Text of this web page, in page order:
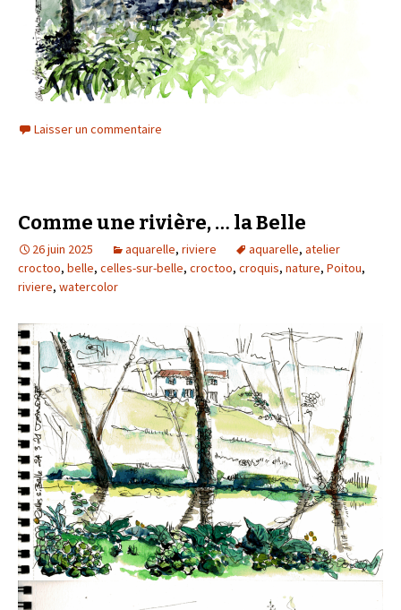
Laisser un commentaire
Comme une rivière, … la Belle
26 juin 2025 aquarelle, riviere aquarelle, atelier
croctoo, belle, celles-sur-belle, croctoo, croquis, nature, Poitou,
riviere, watercolor